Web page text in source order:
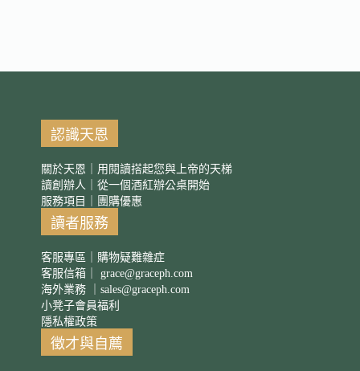
認識天恩
關於天恩｜用閱讀搭起您與上帝的天梯
讀創辦人｜從一個酒紅辦公桌開始
服務項目｜團購優惠
讀者服務
客服專區｜購物疑難雜症
客服信箱｜ grace@graceph.com
海外業務 ｜ sales@graceph.com
小凳子會員福利
隱私權政策
徵才與自薦